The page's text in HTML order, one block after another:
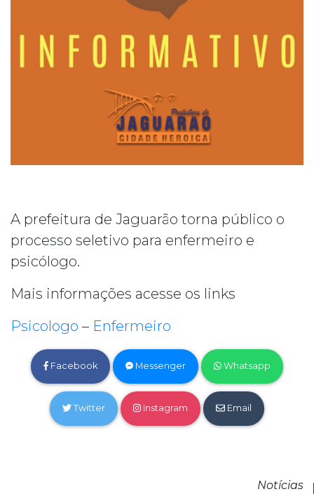
A prefeitura de Jaguarão torna público o
processo seletivo para enfermeiro e
psicólogo.
Mais informações acesse os links
Psicologo – Enfermeiro
Facebook Messenger Whatsapp
Twitter Instagram Email
Notícias